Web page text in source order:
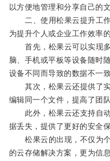
以方便地管理和分享自己的文
二、使用松果云提升工作
为提升个人或企业工作效率
首先，松果云可以实现多
脑、手机或平板等设备随时
设备不同而导致的数据不一致
其次，松果云还提供了实
编辑同一个文件，提高了团
此外，松果云还支持自动
据丢失，提供了更好的安全保
松果云的出现，不仅为个
的云存储解决方案，更为信